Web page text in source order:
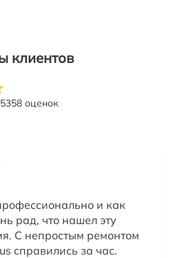
клиентов
5358 оценок
и как
рад, что нашел эту
С непростым ремонтом
справились за час.